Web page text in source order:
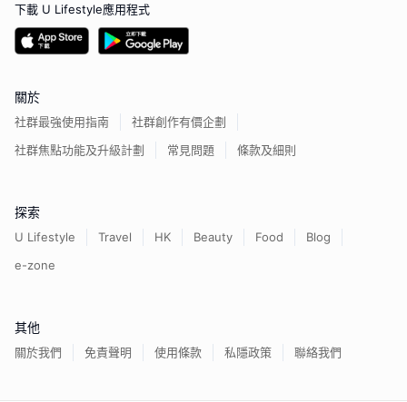
下載 U Lifestyle應用程式
關於
社群最強使用指南
社群創作有價企劃
社群焦點功能及升級計劃
常見問題 條款及細則
探索
U Lifestyle Travel HK Beauty Food
Blog
e-zone
其他
關於我們 免責聲明 使用條款 私隱政策 聯絡我們